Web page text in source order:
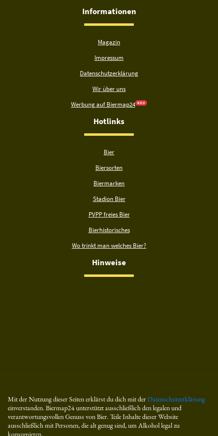
Informationen
Magazin
Impressum
Datenschutzerklärung
Wir über uns
Werbung auf Biermap24 N E U
Hotlinks
Bier
Biersorten
Biermarken
Stadion Bier
PVPP freies Bier
Bierhistorisches
Wo trinkt man welches Bier?
Hinweise
Mit der Nutzung dieser Seiten erklärst du dich mit derDatenschutzerklärung
einverstanden. Biermap24 unterstützt ausschließlich den legalen und
verantwortungsvollen Genuss von Bier. Teile Inhalte dieser Website
ausschließlich mit Personen, die alt genug sind, um Alkohol legal zu
konsumieren.